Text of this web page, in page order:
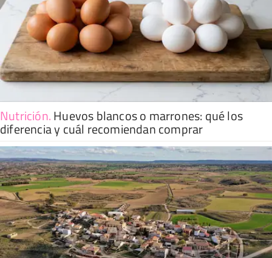
Nutrición.Huevos blancos o marrones: qué los
diferencia y cuál recomiendan comprar